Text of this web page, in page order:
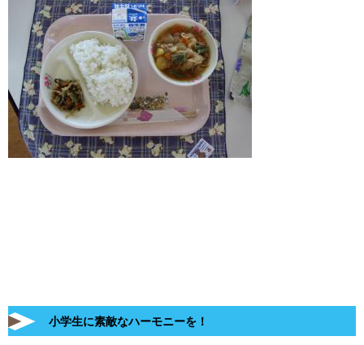
小学生に素敵なハーモニーを！